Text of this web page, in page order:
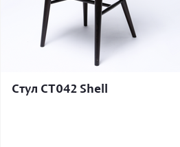
Стул CT042 Shell